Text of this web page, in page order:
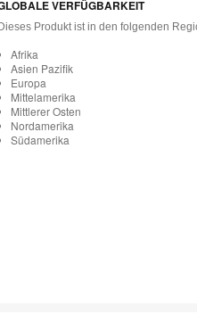
VERFÜGBARKEIT
Produkt ist in den folgenden
Afrika
Asien Pazifik
Europa
Mittelamerika
Mittlerer Osten
Nordamerika
Südamerika